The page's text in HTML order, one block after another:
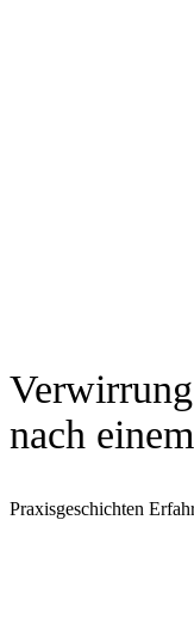
nach
Praxisgeschichten